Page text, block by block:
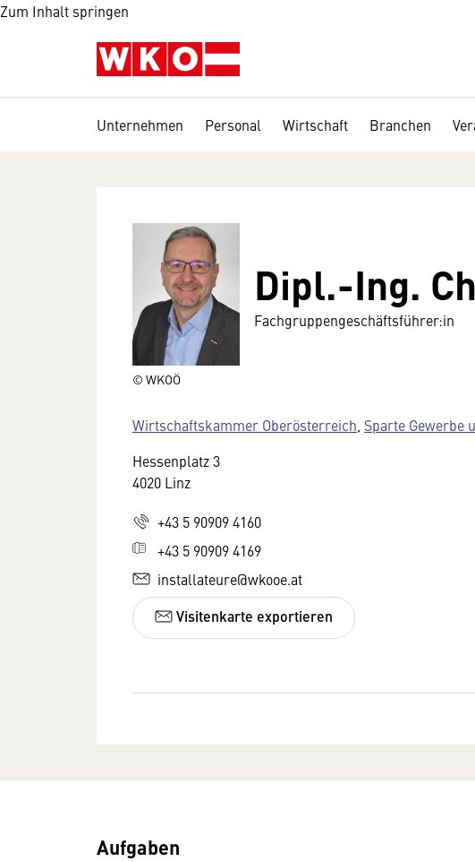
Zum Inhalt springen
Unternehmen Personal Wirtschaft Branchen
© WKOÖ
Dipl.-Ing.
Fachgruppengeschäftsführer:in
Wirtschaftskammer Oberösterreich Sparte Gewerbe
Hessenplatz 3
4020 Linz
+43 5 90909 4160
+43 5 90909 4169
installateure@wkooe.at
Visitenkarte exportieren
Aufgaben